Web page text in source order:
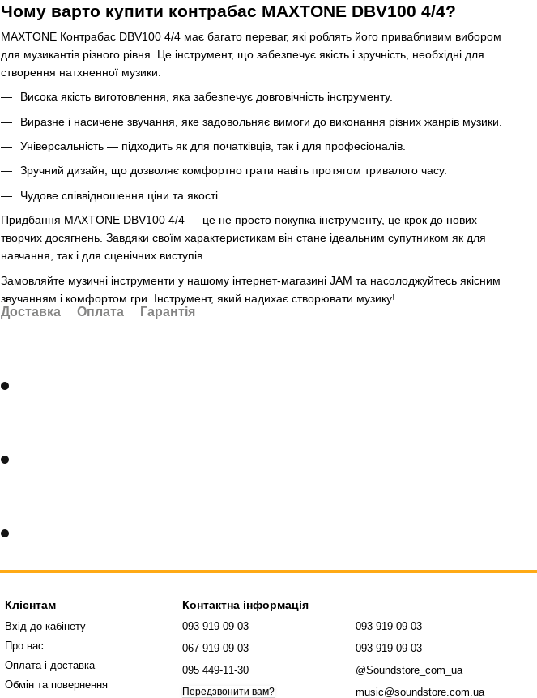
Чому варто купити контрабас MAXTONE DBV100 4/4?
MAXTONE Контрабас DBV100 4/4 має багато переваг, які роблять його привабливим вибором
для музикантів різного рівня. Це інструмент, що забезпечує якість і зручність, необхідні для
створення натхненної музики.
Висока якість виготовлення, яка забезпечує довговічність інструменту.
Виразне і насичене звучання, яке задовольняє вимоги до виконання різних жанрів музики.
Універсальність — підходить як для початківців, так і для професіоналів.
Зручний дизайн, що дозволяє комфортно грати навіть протягом тривалого часу.
Чудове співвідношення ціни та якості.
Придбання MAXTONE DBV100 4/4 — це не просто покупка інструменту, це крок до нових
творчих досягнень. Завдяки своїм характеристикам він стане ідеальним супутником як для
навчання, так і для сценічних виступів.
Замовляйте музичні інструменти у нашому інтернет-магазині JAM та насолоджуйтесь якісним
звучанням і комфортом гри. Інструмент, який надихає створювати музику!
Доставка Оплата Гарантія
Клієнтам
Вхід до кабінету
Про нас
Оплата і доставка
Обмін та повернення
Контактна інформація
093 919-09-03
067 919-09-03
095 449-11-30
Передзвонити вам?
093 919-09-03
093 919-09-03
@Soundstore_com_ua
music@soundstore.com.ua